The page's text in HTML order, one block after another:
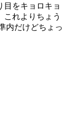
目をキョロキョ
これよりちょう
内だけどちょっ